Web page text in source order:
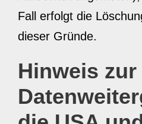
Fall erfolgt die
dieser Gründe.
Hinweis zur